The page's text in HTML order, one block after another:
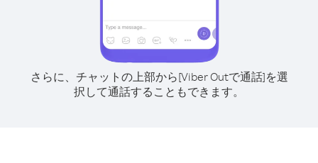
さらに、チャットの上部から[Viber Outで通話]を選
択して通話することもできます。